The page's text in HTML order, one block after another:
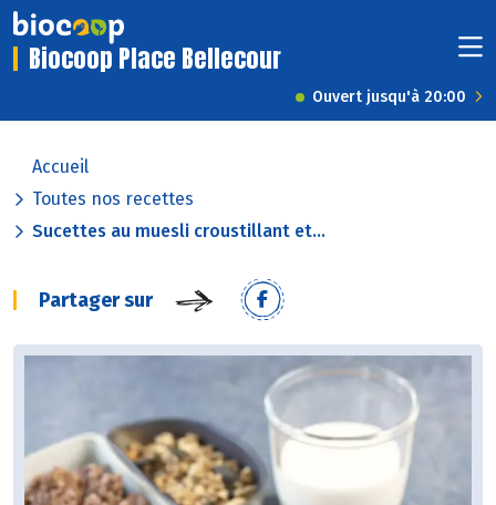
Biocoop Place Bellecour
Ouvert jusqu'à 20:00
Accueil
Toutes nos recettes
Sucettes au muesli croustillant et...
Partager sur